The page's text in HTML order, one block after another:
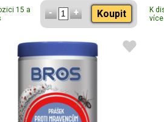
15 a
Koupit
K